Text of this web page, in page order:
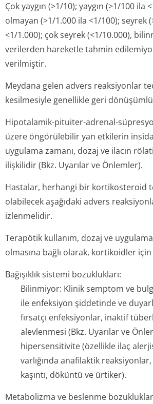
Çok yaygın (>1/10); yaygın (>1/100 ila
olmayan (>1/1.000 ila <1/100); seyrek
<1/1.000); çok seyrek (<1/10.000),
verilerden hareketle tahmin
verilmiştir.
Meydana gelen advers reaksiyonlar
kesilmesiyle genellikle geri
Hipotalamik-pituiter-adrenal-
üzere öngörülebilir yan etkilerin
uygulama zamanı, dozaj ve ilacın
ilişkilidir (Bkz. Uyarılar ve Önlemler).
Hastalar, herhangi bir kortikosteroid
olabilecek aşağıdaki advers
izlenmelidir.
Terapötik kullanım, dozaj ve
olmasına bağlı olarak, kortikoidler için
Bağışıklık sistemi bozuklukları:
Bilinmiyor: Klinik semptom ve
ile enfeksiyon şiddetinde ve
fırsatçı enfeksiyonlar, inaktif
alevlenmesi (Bkz. Uyarılar ve
hipersensitivite (özellikle ilaç
varlığında anafilaktik
kaşıntı, döküntü ve ürtiker).
Metabolizma ve beslenme